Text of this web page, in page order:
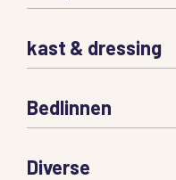
kast & dressing
Bedlinnen
Diverse